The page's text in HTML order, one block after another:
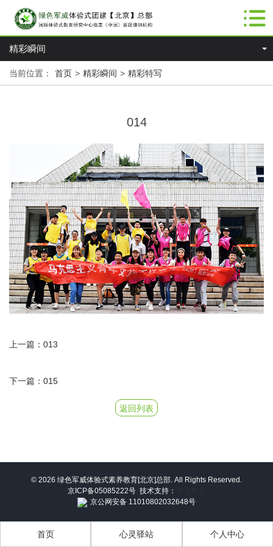
精彩瞬间
当前位置： 首页 > 精彩瞬间 > 精彩特写
014
上一篇：013
下一篇：015
返回列表
© 2026 绿色军威体验式素养教育[北京]总部. All Rights Reserved.
京ICP备05085222号 技术支持：
京公网安备 11010802032648号
首页 心灵驿站 个人中心